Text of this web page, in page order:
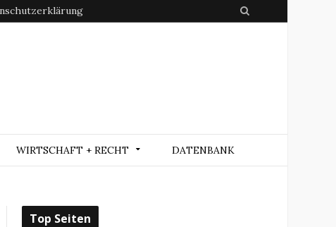
WIRTSCHAFT + RECHT DATENBANK
Top Seiten